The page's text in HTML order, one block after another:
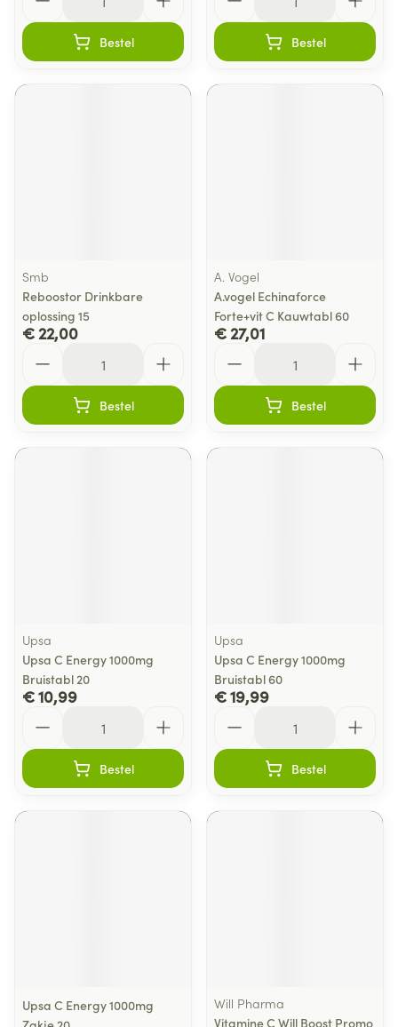
Bestel Bestel
Smb
Reboostor Drinkbare
oplossing 15
€ 22,00
Bestel
A. Vogel
A.vogel Echinaforce
Forte+vit C Kauwtabl 60
€ 27,01
Bestel
Upsa
Upsa C Energy 1000mg
Bruistabl 20
€ 10,99
Bestel
Upsa
Upsa C Energy 1000mg
Bruistabl 60
€ 19,99
Bestel
Upsa C Energy 1000mg
Will Pharma
Vitamine C Will Boost Promo